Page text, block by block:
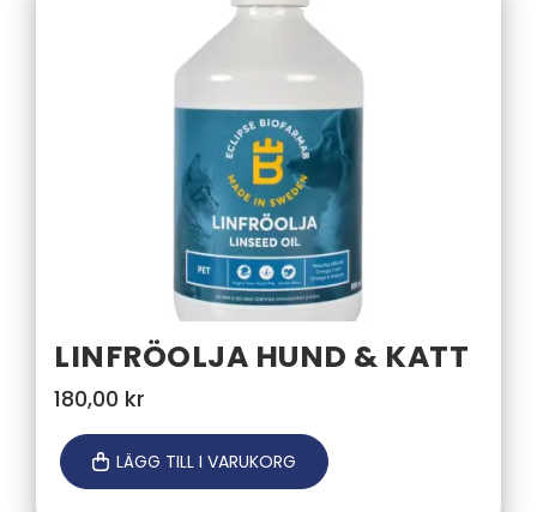
LINFRÖOLJA HUND & KATT
180,00 kr
LÄGG TILL I VARUKORG